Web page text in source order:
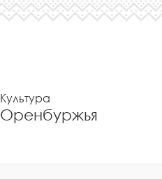
Культура
Оренбуржья